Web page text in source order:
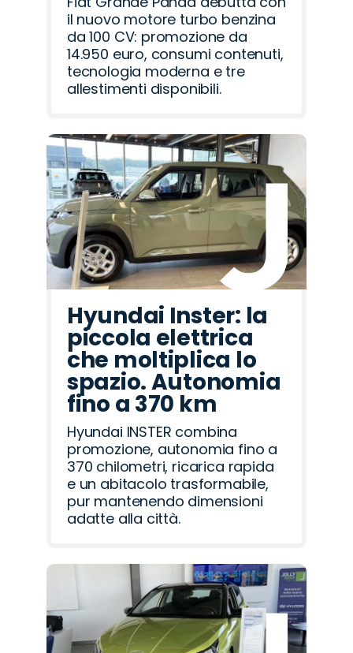
il nuovo motore turbo benzina
da 100 CV: promozione da
14.950 euro, consumi contenuti,
tecnologia moderna e tre
allestimenti disponibili.
Hyundai Inster: la
piccola elettrica
che moltiplica lo
spazio. Autonomia
fino a 370 km
Hyundai INSTER combina
promozione, autonomia fino a
370 chilometri, ricarica rapida
e un abitacolo trasformabile,
pur mantenendo dimensioni
adatte alla città.